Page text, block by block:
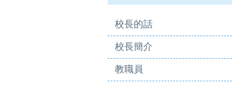
校長的話
校長簡介
教職員